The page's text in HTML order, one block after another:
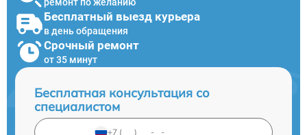
Бесплатный выезд курьера
в день обращения
Срочный ремонт
от 35 минут
Бесплатная консультация со
специалистом